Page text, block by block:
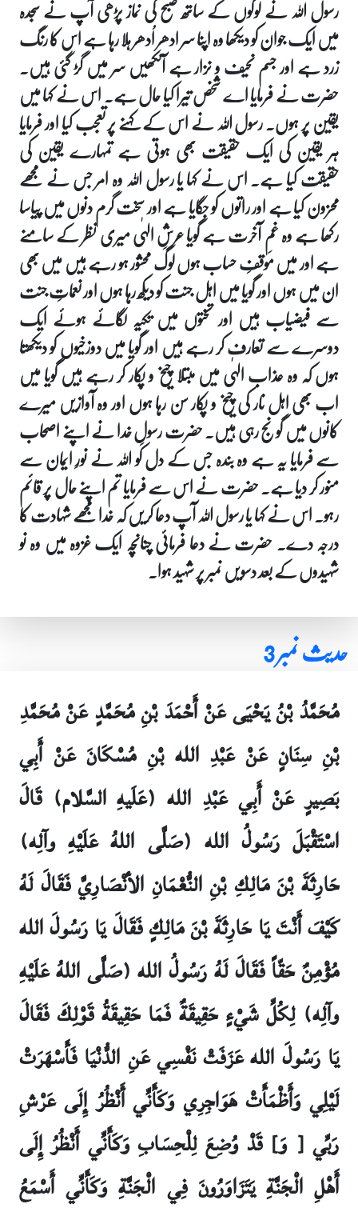
رسول اللہ نے لوگوں کے ساتھ صبح کی نماز پڑھی آپ نے سجدہ
میں ایک جوان کو دیکھا وہ اپنا سر ادھر اُدھر ہلا رہا ہے اس کا رنگ
زرد ہے اور جسم نحیف و نزار ہے آنکھیں سر میں گڑ گئی ہیں۔
حضرت نے فرمایا اے شخص تیرا کیا حال ہے۔ اس نے کہا میں
یقین پر ہوں۔ رسول اللہ نے اس کے کہنے پر تعجب کیا اور فرمایا
ہر یقین کی ایک حقیقت بھی ہوتی ہے تمہارے یقین کی
حقیقت کیا ہے۔ اس نے کہا یا رسول اللہ وہ امر جس نے مجھے
محزون کیا ہے اور راتوں کو جگایا ہے اور سخت گرم دنوں میں پیاسا
رکھا ہے وہ غمِ آخرت ہے گویا عرشِ الہٰی میری نظر کے سامنے
ہے اور میں موقفِ حساب ہوں لوگ محشور ہو رہے ہیں میں بھی
ان میں ہوں اور گویا میں اہل جنت کو دیکھ رہا ہوں اور نعماتِ جنت
سے فیضیاب ہیں اور تختوں میں تکیہ لگائے ہوئے ایک
دوسرے سے تعارف کر رہے ہیں اور گویا میں دوزخیوں کو دیکھتا
ہوں کہ وہ عذاب الہٰی میں مبتلا چیخ و پکار کر رہے ہیں گویا میں
اب بھی اہل نار کی چیخ و پکار سن رہا ہوں اور وہ آوازیں میرے
کانوں میں گونج رہی ہیں۔ حضرت رسولِ خدا نے اپنے اصحاب
سے فرمایا یہ ہے وہ بندہ جس کے دل کو اللہ نے نورِ ایمان سے
منور کر دیا ہے۔ حضرت نے اس سے فرمایا تم اپنے حال پر قائم
رہو۔ اس نے کہا یا رسول اللہ آپ دعا کریں کہ خدا مجھے شہادت کا
درجہ دے۔ حضرت نے دعا فرمائی چنانچہ ایک غزوہ میں وہ نو
شہیدوں کے بعد دسویں نمبر پر شہید ہوا۔
حدیث نمبر 3
مُحَمَّدُ بْنُ يَحْيَى عَنْ أَحْمَدَ بْنِ مُحَمَّدٍ عَنْ مُحَمَّدِ
بْنِ سِنَانٍ عَنْ عَبْدِ الله بْنِ مُسْكَانَ عَنْ أَبِي
بَصِيرٍ عَنْ أَبِي عَبْدِ الله (عَلَيهِ السَّلام) قَالَ
اسْتَقْبَلَ رَسُولُ الله (صَلَّى اللهُ عَلَيْهِ وآلِه)
حَارِثَةَ بْنَ مَالِكِ بْنِ النُّعْمَانِ الأنْصَارِيَّ فَقَالَ لَهُ
كَيْفَ أَنْتَ يَا حَارِثَةَ بْنَ مَالِكٍ فَقَالَ يَا رَسُولَ الله
مُؤْمِنٌ حَقّاً فَقَالَ لَهُ رَسُولُ الله (صَلَّى اللهُ عَلَيْهِ
وآلِه) لِكُلِّ شَيْ‏ءٍ حَقِيقَةٌ فَمَا حَقِيقَةُ قَوْلِكَ فَقَالَ
يَا رَسُولَ الله عَزَفَتْ نَفْسِي عَنِ الدُّنْيَا فَأَسْهَرَتْ
لَيْلِي وَأَظْمَأَتْ هَوَاجِرِي وَكَأَنِّي أَنْظُرُ إِلَى عَرْشِ
رَبِّي [ وَ] قَدْ وُضِعَ لِلْحِسَابِ وَكَأَنِّي أَنْظُرُ إِلَى
أَهْلِ الْجَنَّةِ يَتَزَاوَرُونَ فِي الْجَنَّةِ وَكَأَنِّي أَسْمَعُ